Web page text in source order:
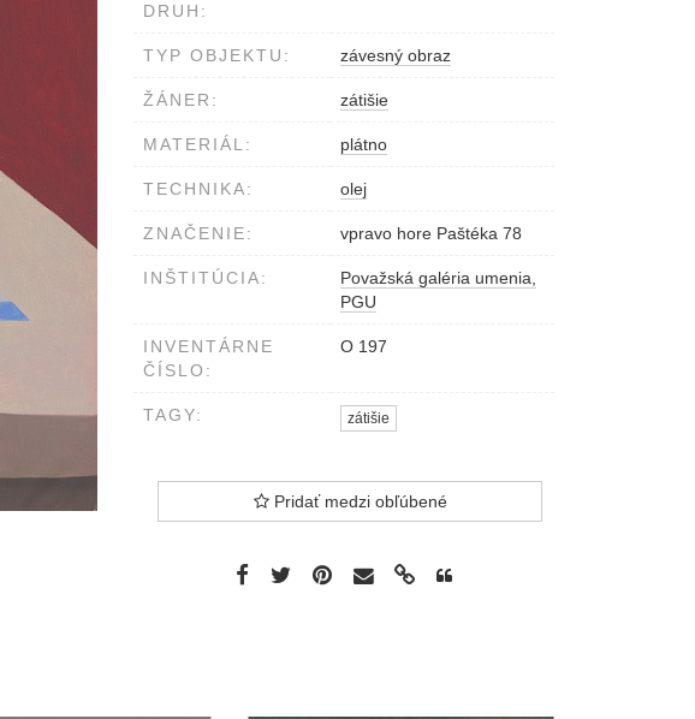
DRUH:
TYP OBJEKTU: závesný obraz
ŽÁNER: zátišie
MATERIÁL: plátno
TECHNIKA: olej
ZNAČENIE: vpravo hore Paštéka 78
INŠTITÚCIA:
Považská galéria umenia,
PGU
INVENTÁRNE
ČÍSLO:
O 197
TAGY: zátišie
Pridať medzi obľúbené